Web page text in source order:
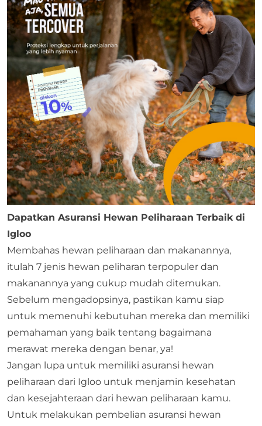
Dapatkan Asuransi Hewan Peliharaan Terbaik di
Igloo
Membahas hewan peliharaan dan makanannya,
itulah 7 jenis hewan peliharan terpopuler dan
makanannya yang cukup mudah ditemukan.
Sebelum mengadopsinya, pastikan kamu siap
untuk memenuhi kebutuhan mereka dan memiliki
pemahaman yang baik tentang bagaimana
merawat mereka dengan benar, ya!
Jangan lupa untuk memiliki asuransi hewan
peliharaan dari Igloo untuk menjamin kesehatan
dan kesejahteraan dari hewan peliharaan kamu.
Untuk melakukan pembelian asuransi hewan